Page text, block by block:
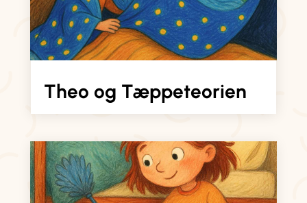
Theo og Tæppeteorien